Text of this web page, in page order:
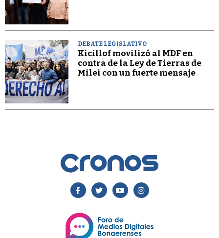
DEBATE LEGISLATIVO
Kicillof movilizó al MDF en
contra de la Ley de Tierras de
Milei con un fuerte mensaje